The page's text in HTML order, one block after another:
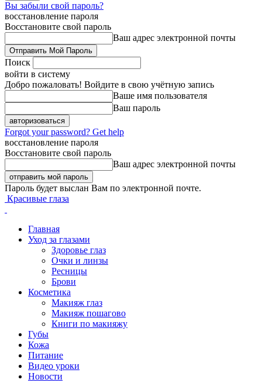
Вы забыли свой пароль?
восстановление пароля
Восстановите свой пароль
Ваш адрес электронной почты
Поиск
войти в систему
Добро пожаловать! Войдите в свою учётную запись
Ваше имя пользователя
Ваш пароль
Forgot your password? Get help
восстановление пароля
Восстановите свой пароль
Ваш адрес электронной почты
Пароль будет выслан Вам по электронной почте.
Красивые глаза
Главная
Уход за глазами
Здоровье глаз
Очки и линзы
Ресницы
Брови
Косметика
Макияж глаз
Макияж пошагово
Книги по макияжу
Губы
Кожа
Питание
Видео уроки
Новости